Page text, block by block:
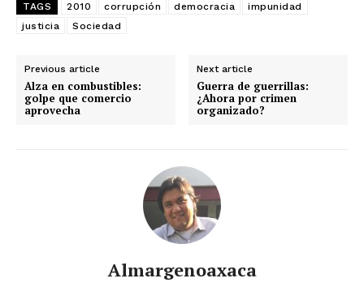
TAGS 2010 corrupción democracia
impunidad
justicia
Sociedad
Previous article
Alza en combustibles:
golpe que comercio
aprovecha
Next article
Guerra de guerrillas:
¿Ahora por crimen
organizado?
Almargenoaxaca